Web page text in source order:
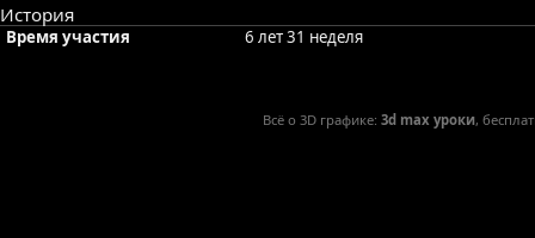
История
Время участия 6 лет 31 неделя
Всё о 3D графике:3d max уроки,